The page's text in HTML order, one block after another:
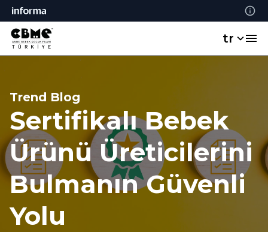
tr
Trend Blog
Sertifikalı Bebek
Ürünü Üreticilerini
Bulmanın Güvenli
Yolu